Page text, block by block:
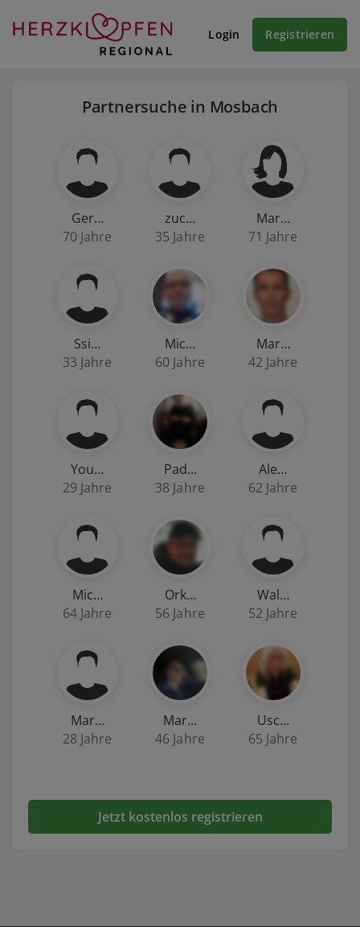
Login Registrieren
Partnersuche in Mosbach
Ger…
70 Jahre
zuc…
35 Jahre
Mar…
71 Jahre
Ssi…
33 Jahre
Mic…
60 Jahre
Mar…
42 Jahre
You…
29 Jahre
Pad…
38 Jahre
Ale…
62 Jahre
Mic…
64 Jahre
Ork…
56 Jahre
Wal…
52 Jahre
Mar…
28 Jahre
Mar…
46 Jahre
Usc…
65 Jahre
Jetzt kostenlos registrieren